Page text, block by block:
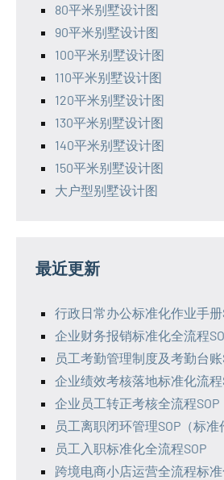
80平米别墅设计图
90平米别墅设计图
100平米别墅设计图
110平米别墅设计图
120平米别墅设计图
130平米别墅设计图
140平米别墅设计图
150平米别墅设计图
大户型别墅设计图
最近更新
行政日常办公标准化作业手册
企业财务报销标准化全流程
员工考勤管理制度及考勤台账
企业绩效考核落地标准化流程
企业员工转正考核全流程SOP
员工离职闭环管理SOP（标准
员工入职标准化全流程SOP
跨境电商小店运营全流程标准